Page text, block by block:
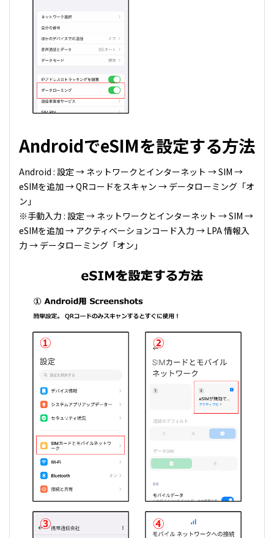
AndroidでeSIMを設定する方法
Android : 設定 → ネットワークとインターネット → SIM →
eSIMを追加 → QRコードをスキャン → データローミング「オ
ン」
※手動入力 : 設定 → ネットワークとインターネット → SIM →
eSIMを追加 → アクティベーションコード入力 → LPA 情報入
力 → データローミング「オン」